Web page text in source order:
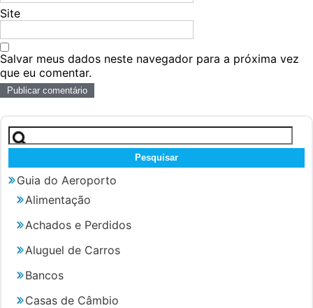
Site
Salvar meus dados neste navegador para a próxima vez
que eu comentar.
Pesquisar
por:
Guia do Aeroporto
Alimentação
Achados e Perdidos
Aluguel de Carros
Bancos
Casas de Câmbio